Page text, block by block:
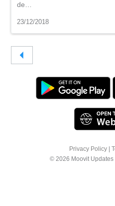
de…
23/12/2018
Privacy Policy
© 2026 Moovit Updates